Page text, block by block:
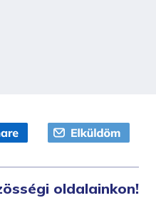
oldalainkon!